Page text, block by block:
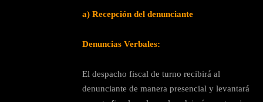
a) Recepción del denunciante
Denuncias Verbales:
El despacho fiscal de turno recibirá al
denunciante de manera presencial y levantará